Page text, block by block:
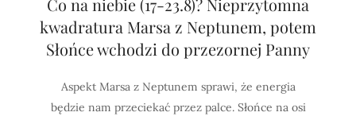
Co na niebie (17-23.8)? Nieprzytomna
kwadratura Marsa z Neptunem, potem
Słońce wchodzi do przezornej Panny
Aspekt Marsa z Neptunem sprawi, że energia
będzie nam przeciekać przez palce. Słońce na osi